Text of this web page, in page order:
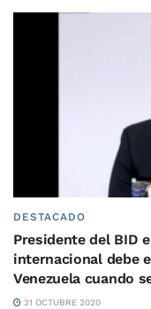
DESTACADO
Presidente del BID
internacional debe
Venezuela cuando
21 OCTUBRE 2020